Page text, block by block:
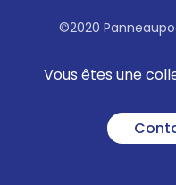
©2020
Vous êtes une